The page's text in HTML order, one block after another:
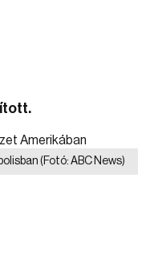
(Fotó: ABC News)